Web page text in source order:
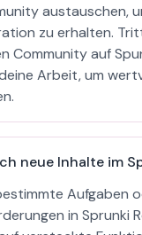
austauschen,
zu erhalten.
Community auf
Arbeit, um
neue Inhalte im
Aufgaben
in Sprunki